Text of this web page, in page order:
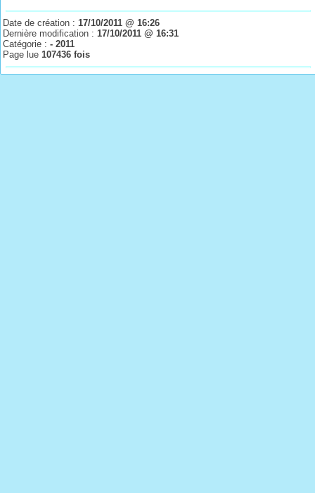
Date de création :17/10/2011 @ 16:26
Dernière modification :17/10/2011 @ 16:31
Catégorie :- 2011
Page lue107436 fois